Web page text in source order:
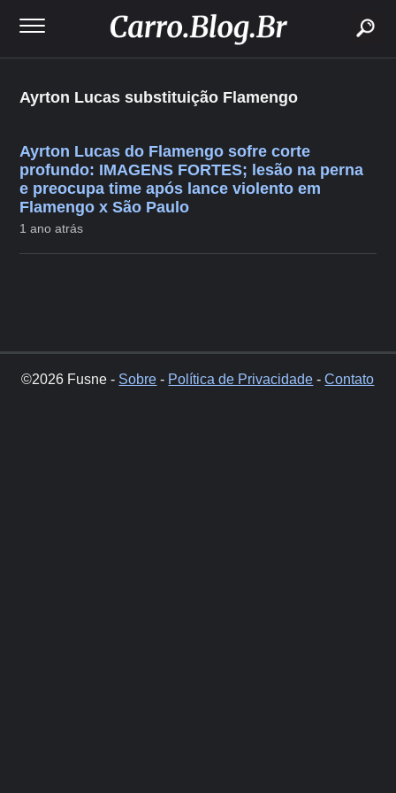
Ayrton Lucas substituição Flamengo
Ayrton Lucas do Flamengo sofre corte
profundo: IMAGENS FORTES; lesão na perna
e preocupa time após lance violento em
Flamengo x São Paulo
1 ano atrás
©2026 Fusne - Sobre - Política de Privacidade -Contato